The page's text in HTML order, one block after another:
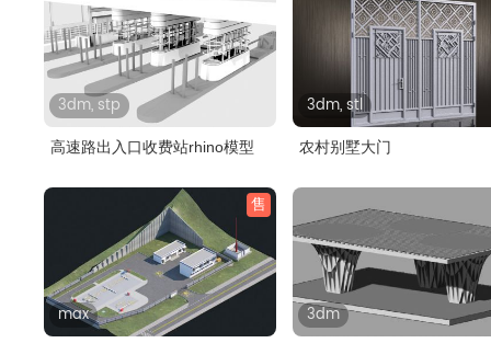
3dm, stp
高速路出入口收费站rhino模型
3dm, stl
农村别墅大门
售
max 3dm